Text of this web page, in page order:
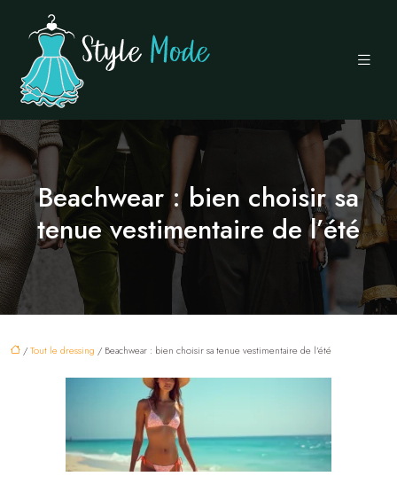
Beachwear : bien choisir sa
tenue vestimentaire de l’été
/Tout le dressing / Beachwear : bien choisir sa tenue vestimentaire de l’été